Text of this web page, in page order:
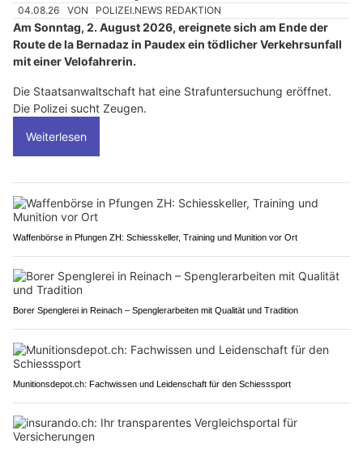
04.08.26 VON POLIZEI.NEWS REDAKTION
Am Sonntag, 2. August 2026, ereignete sich am Ende der
Route de la Bernadaz in Paudex ein tödlicher Verkehrsunfall
mit einer Velofahrerin.
Die Staatsanwaltschaft hat eine Strafuntersuchung eröffnet.
Die Polizei sucht Zeugen.
Weiterlesen
Waffenbörse in Pfungen ZH: Schiesskeller, Training und Munition vor Ort
Borer Spenglerei in Reinach – Spenglerarbeiten mit Qualität und Tradition
Munitionsdepot.ch: Fachwissen und Leidenschaft für den Schiesssport